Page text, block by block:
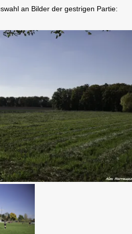
an Bilder der gestrigen Partie: